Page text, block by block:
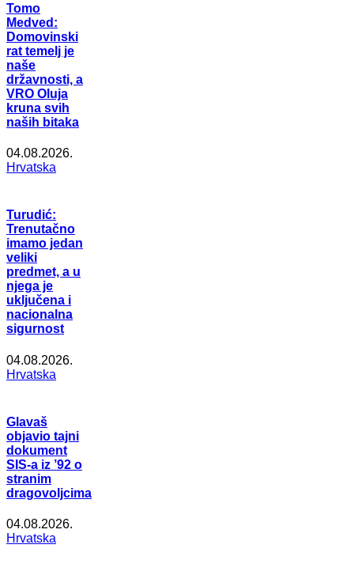
Tomo
Medved:
Domovinski
rat temelj je
naše
državnosti, a
VRO Oluja
kruna svih
naših bitaka
04.08.2026.
Hrvatska
Turudić:
Trenutačno
imamo jedan
veliki
predmet, a u
njega je
uključena i
nacionalna
sigurnost
04.08.2026.
Hrvatska
Glavaš
objavio tajni
dokument
SIS-a iz ’92 o
stranim
dragovoljcima
04.08.2026.
Hrvatska